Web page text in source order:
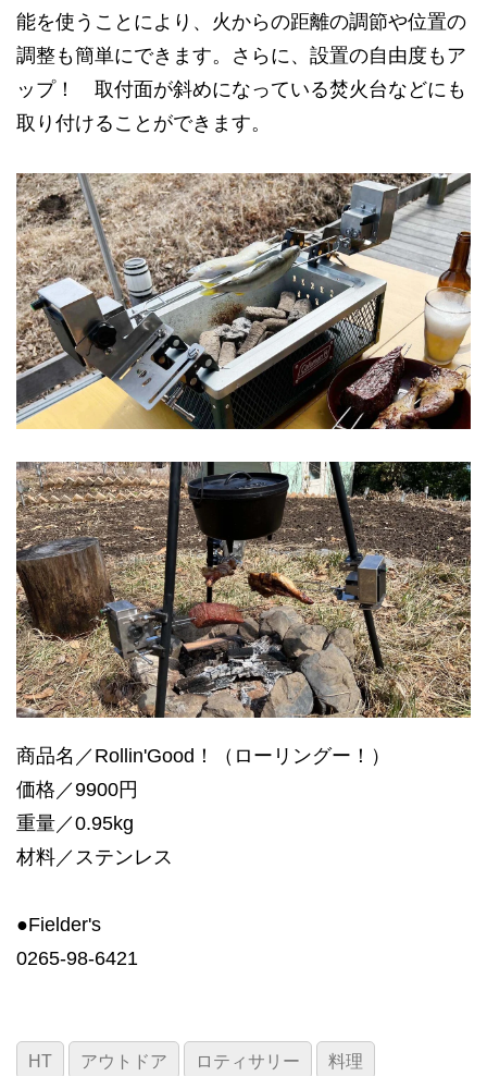
能を使うことにより、火からの距離の調節や位置の
調整も簡単にできます。さらに、設置の自由度もア
ップ！ 取付面が斜めになっている焚火台などにも
取り付けることができます。
商品名／Rollin'Good！（ローリングー！）
価格／9900円
重量／0.95kg
材料／ステンレス
●Fielder's
0265-98-6421
HT アウトドア ロティサリー 料理